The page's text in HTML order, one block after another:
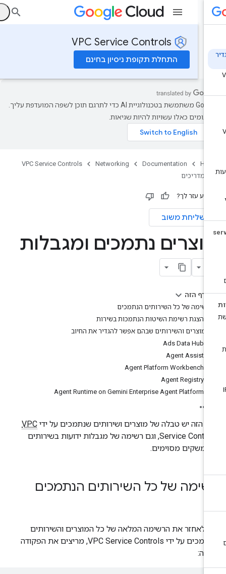
VPC Service Controls
התחלת תקופת ניסיון בחינם
‫Google משתמשת בטכנולוגיית AI כדי לתרגם תוכן לשפה המועדפת עליך.
כאלו עשויות להיות שגיאות.
Documentation
Networking
VPC Service Controls
מדריכים
עזר לך?
שליחת משוב
נתמכים ומגבלות
בדף הזה
רשימה של כל השירותים הנתמכים
הצגת רשימת השיטות הנתמכות בשירות
המוצרים והשירותים שבהם אפשר להגדיר את החיוב
‫Ads Data Hub
Agent Assist
Agent Platform Workbench
Agent Registry
Agent Runtime on Gemini Enterprise Agent Platform
הזה יש טבלה של מוצרים ושירותים שנתמכים על ידיVPC
Service Controls, וגם רשימה של מגבלות ידועות בשירותים
מסוימים.
של כל השירותים הנתמכים
לאחזר את הרשימה המלאה של כל המוצרים והשירותים
שנתמכים על ידי VPC Service Controls, מריצים את הפקודה